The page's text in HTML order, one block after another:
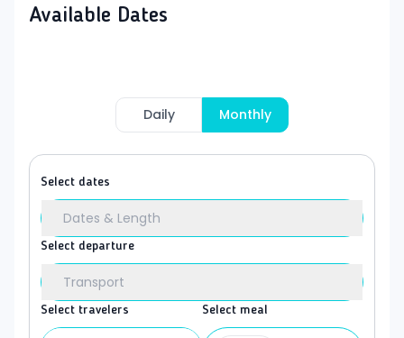
Available Dates
Daily Monthly
Select dates
Dates & Length
Select departure
Transport
Select travelers Select meal